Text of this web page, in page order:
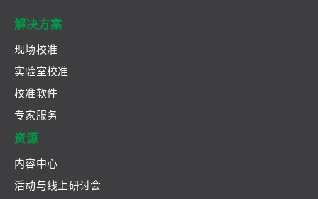
解决方案
现场校准
实验室校准
校准软件
专家服务
资源
内容中心
活动与线上研讨会